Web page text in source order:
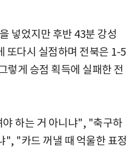
넣었지만 후반 43분 강성
또다시 실점하며 전북은 1-5
렇게 승점 획득에 실패한 전
하는 거 아니냐", "축구하
", "카드 꺼낼 때 억울한 표정